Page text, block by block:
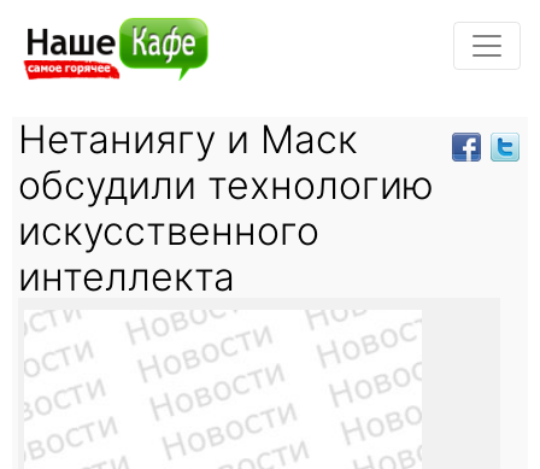
Нетаниягу и Маск
обсудили технологию
искусственного
интеллекта